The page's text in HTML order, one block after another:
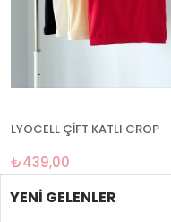
LYOCELL ÇİFT KATLI CROP
₺439,00
YENI GELENLER